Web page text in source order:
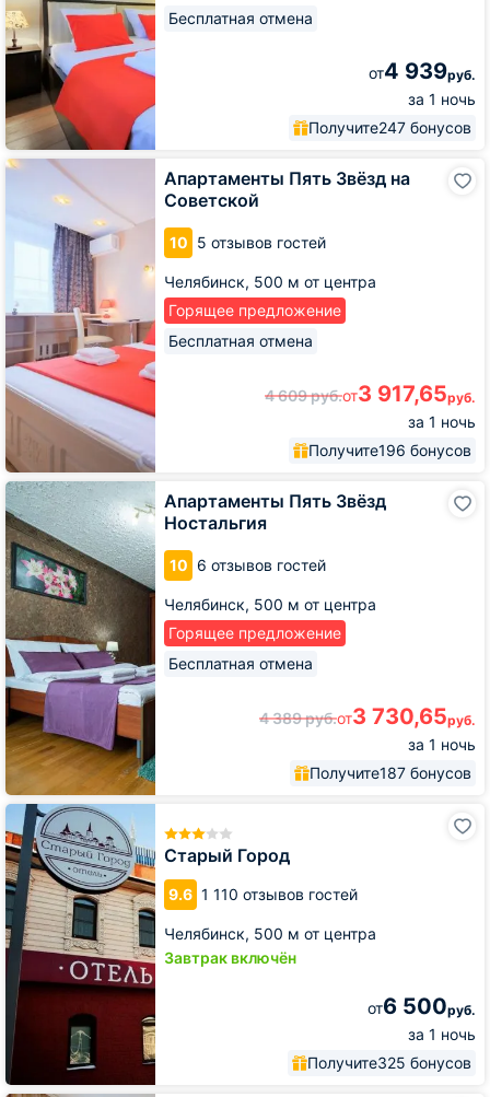
Бесплатная отмена
от4 939руб.
за 1 ночь
Получите247 бонусов
Апартаменты Пять Звёзд на
Советской
10 5 отзывов гостей
Челябинск, 500 м от центра
Горящее предложение
Бесплатная отмена
4 609руб.от3 917,65руб.
за 1 ночь
Получите196 бонусов
Апартаменты
Советской
Апартаменты Пять Звёзд
Ностальгия
10 6 отзывов гостей
Челябинск, 500 м от центра
Горящее предложение
Бесплатная отмена
4 389руб.от3 730,65руб.
за 1 ночь
Получите187 бонусов
Апартаменты
Пять
Звёзд
Ностальгия
Старый Город
9.6 1 110 отзывов гостей
Челябинск, 500 м от центра
Завтрак включён
от6 500руб.
за 1 ночь
Получите325 бонусов
Старый
Город